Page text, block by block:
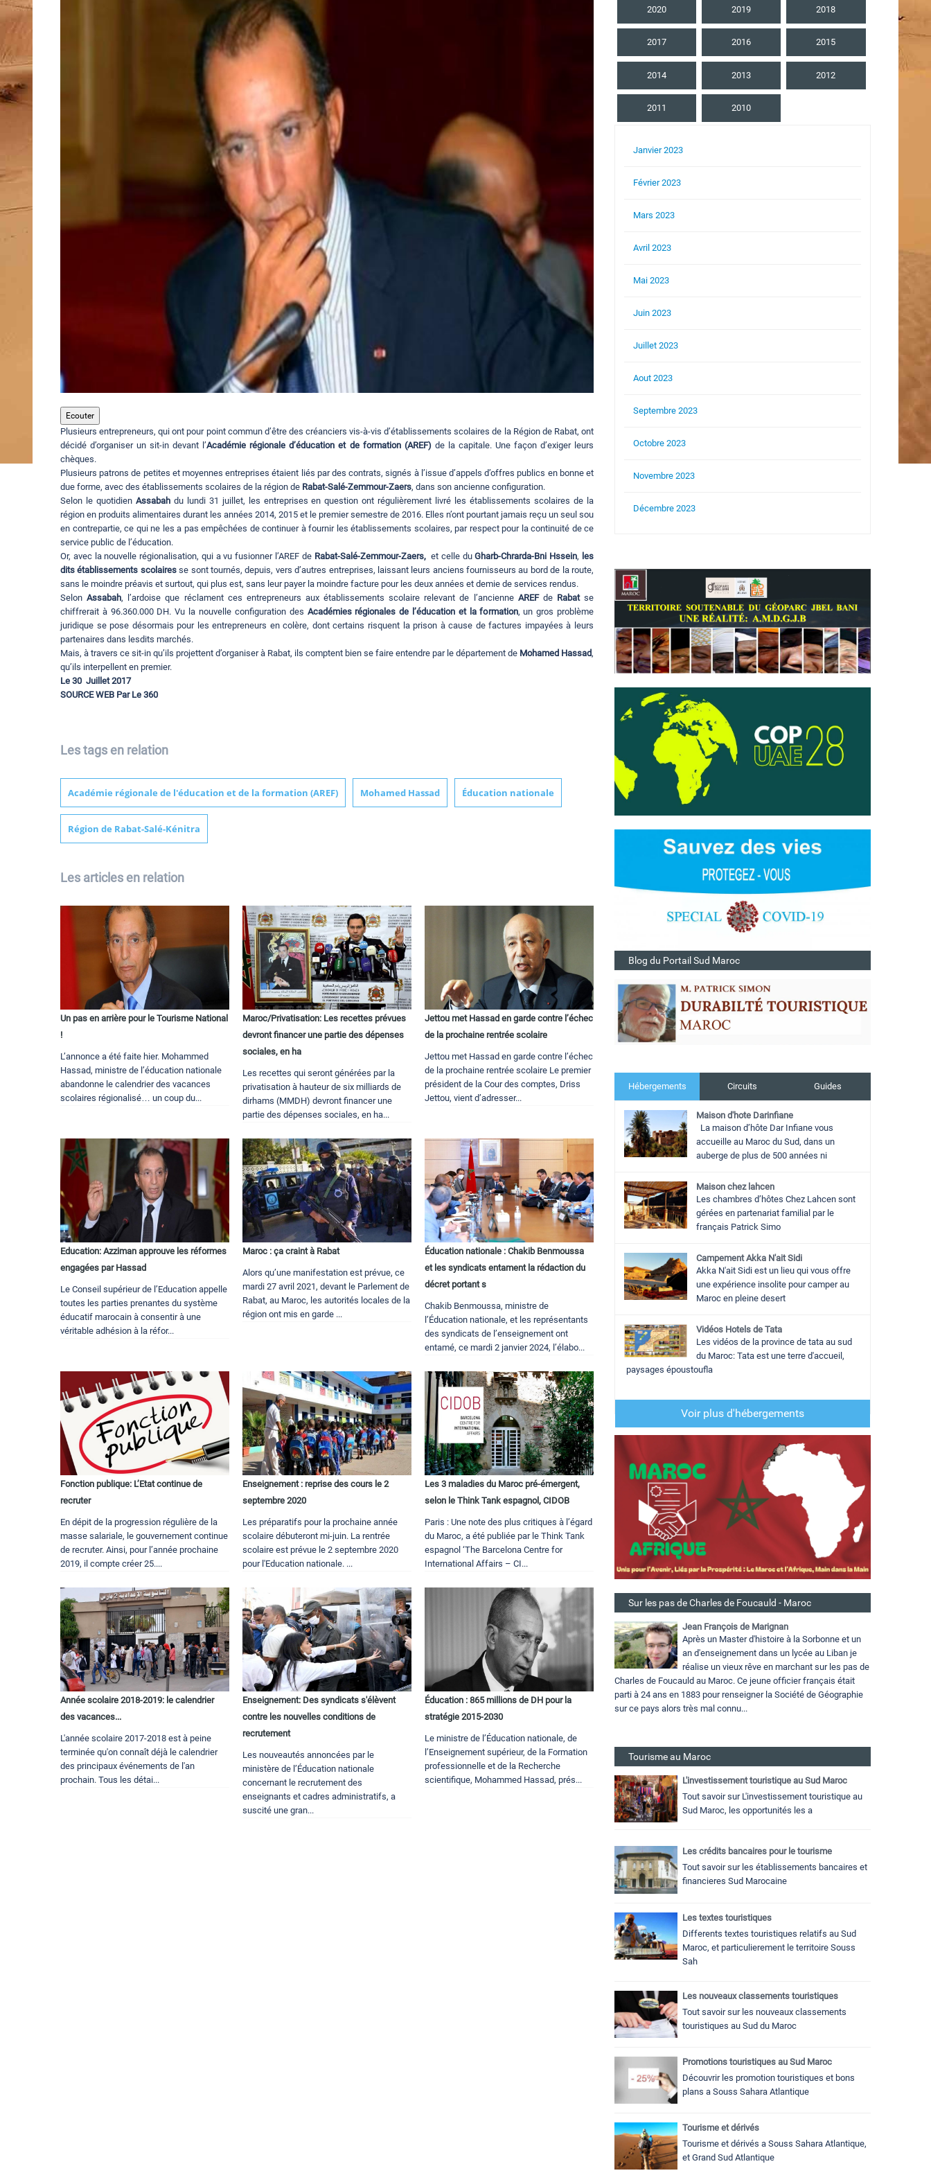
Ecouter
Plusieurs entrepreneurs, qui ont pour point commun d’être des créanciers vis-à-vis d’établissements scolaires de la Région de Rabat, ont
décidé d’organiser un sit-in devant l’Académie régionale d’éducation et de formation (AREF) de la capitale. Une façon d’exiger leurs
chèques.
Plusieurs patrons de petites et moyennes entreprises étaient liés par des contrats, signés à l’issue d’appels d’offres publics en bonne et
due forme, avec des établissements scolaires de la région de Rabat-Salé-Zemmour-Zaers, dans son ancienne configuration.
Selon le quotidien Assabahdu lundi 31 juillet, les entreprises en question ont régulièrement livré les établissements scolaires de la
région en produits alimentaires durant les années 2014, 2015 et le premier semestre de 2016. Elles n’ont pourtant jamais reçu un seul sou
en contrepartie, ce qui ne les a pas empêchées de continuer à fournir les établissements scolaires, par respect pour la continuité de ce
service public de l’éducation.
Or, avec la nouvelle régionalisation, qui a vu fusionner l’AREF de Rabat-Salé-Zemmour-Zaers, et celle duGharb-Chrarda-Bni Hssein, les
dits établissements scolairesse sont tournés, depuis, vers d’autres entreprises, laissant leurs anciens fournisseurs au bord de la route,
sans le moindre préavis et surtout, qui plus est, sans leur payer la moindre facture pour les deux années et demie de services rendus.
SelonAssabah, l’ardoise que réclament ces entrepreneurs aux établissements scolaire relevant de l’ancienne AREFde Rabatse
chiffrerait à 96.360.000 DH. Vu la nouvelle configuration des Académies régionales de l’éducation et la formation, un gros problème
juridique se pose désormais pour les entrepreneurs en colère, dont certains risquent la prison à cause de factures impayées à leurs
partenaires dans lesdits marchés.
Mais, à travers ce sit-in qu’ils projettent d’organiser à Rabat, ils comptent bien se faire entendre par le département de Mohamed Hassad,
qu’ils interpellent en premier.
Le 30 Juillet 2017
SOURCE WEB Par Le 360
Les tags en relation
Académie régionale de l'éducation et de la formation (AREF) Mohamed Hassad Éducation nationale
Région de Rabat-Salé-Kénitra
Les articles en relation
Un pas en arrière pour le Tourisme National
!
L’annonce a été faite hier. Mohammed
Hassad, ministre de l’éducation nationale
abandonne le calendrier des vacances
scolaires régionalisé… un coup du...
Maroc/Privatisation: Les recettes prévues
devront financer une partie des dépenses
sociales, en ha
Les recettes qui seront générées par la
privatisation à hauteur de six milliards de
dirhams (MMDH) devront financer une
partie des dépenses sociales, en ha...
Jettou met Hassad en garde contre l’échec
de la prochaine rentrée scolaire
Jettou met Hassad en garde contre l’échec
de la prochaine rentrée scolaire Le premier
président de la Cour des comptes, Driss
Jettou, vient d’adresser...
Education: Azziman approuve les réformes
engagées par Hassad
Le Conseil supérieur de l’Education appelle
toutes les parties prenantes du système
éducatif marocain à consentir à une
véritable adhésion à la réfor...
Maroc : ça craint à Rabat
Alors qu’une manifestation est prévue, ce
mardi 27 avril 2021, devant le Parlement de
Rabat, au Maroc, les autorités locales de la
région ont mis en garde ...
Éducation nationale : Chakib Benmoussa
et les syndicats entament la rédaction du
décret portant s
Chakib Benmoussa, ministre de
l’Éducation nationale, et les représentants
des syndicats de l’enseignement ont
entamé, ce mardi 2 janvier 2024, l’élabo...
Fonction publique: L’Etat continue de
recruter
En dépit de la progression régulière de la
masse salariale, le gouvernement continue
de recruter. Ainsi, pour l’année prochaine
2019, il compte créer 25....
Enseignement : reprise des cours le 2
septembre 2020
Les préparatifs pour la prochaine année
scolaire débuteront mi-juin. La rentrée
scolaire est prévue le 2 septembre 2020
pour l'Education nationale. ...
Les 3 maladies du Maroc pré-émergent,
selon le Think Tank espagnol, CIDOB
Paris : Une note des plus critiques à l’égard
du Maroc, a été publiée par le Think Tank
espagnol ‘The Barcelona Centre for
International Affairs – CI...
Année scolaire 2018-2019: le calendrier
des vacances...
L'année scolaire 2017-2018 est à peine
terminée qu'on connaît déjà le calendrier
des principaux événements de l'an
prochain. Tous les détai...
Enseignement: Des syndicats s'élèvent
contre les nouvelles conditions de
recrutement
Les nouveautés annoncées par le
ministère de l’Éducation nationale
concernant le recrutement des
enseignants et cadres administratifs, a
suscité une gran...
Éducation : 865 millions de DH pour la
stratégie 2015-2030
Le ministre de l’Éducation nationale, de
l’Enseignement supérieur, de la Formation
professionnelle et de la Recherche
scientifique, Mohammed Hassad, prés...
2020 2019 2018
2017 2016 2015
2014 2013 2012
2011 2010
Janvier 2023
Février 2023
Mars 2023
Avril 2023
Mai 2023
Juin 2023
Juillet 2023
Aout 2023
Septembre 2023
Octobre 2023
Novembre 2023
Décembre 2023
Blog du Portail Sud Maroc
Hébergements Circuits Guides
Maison d'hote Darinfiane
La maison d’hôte Dar Infiane vous
accueille au Maroc du Sud, dans un
auberge de plus de 500 années ni
Maison chez lahcen
Les chambres d’hôtes Chez Lahcen sont
gérées en partenariat familial par le
français Patrick Simo
Campement Akka N'ait Sidi
Akka N'ait Sidi est un lieu qui vous offre
une expérience insolite pour camper au
Maroc en pleine desert
Vidéos Hotels de Tata
Les vidéos de la province de tata au sud
du Maroc: Tata est une terre d'accueil,
paysages époustoufla
Voir plus d'hébergements
Sur les pas de Charles de Foucauld - Maroc
Jean François de Marignan
Après un Master d'histoire à la Sorbonne et un
an d'enseignement dans un lycée au Liban je
réalise un vieux rêve en marchant sur les pas de
Charles de Foucauld au Maroc. Ce jeune officier français était
parti à 24 ans en 1883 pour renseigner la Société de Géographie
sur ce pays alors très mal connu...
Tourisme au Maroc
L'investissement touristique au Sud Maroc
Tout savoir sur L'investissement touristique au
Sud Maroc, les opportunités les a
Les crédits bancaires pour le tourisme
Tout savoir sur les établissements bancaires et
financieres Sud Marocaine
Les textes touristiques
Differents textes touristiques relatifs au Sud
Maroc, et particulierement le territoire Souss
Sah
Les nouveaux classements touristiques
Tout savoir sur les nouveaux classements
touristiques au Sud du Maroc
Promotions touristiques au Sud Maroc
Découvrir les promotion touristiques et bons
plans a Souss Sahara Atlantique
Tourisme et dérivés
Tourisme et dérivés a Souss Sahara Atlantique,
et Grand Sud Atlantique